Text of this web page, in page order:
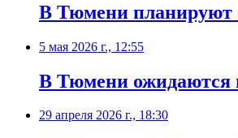
В Тюмени планируют
5 мая 2026 г., 12:55
В Тюмени ожидаются
29 апреля 2026 г., 18:30